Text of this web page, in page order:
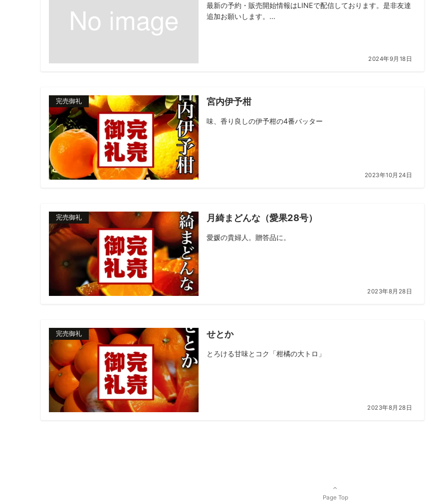
最新の予約・販売開始情報はLINEで配信しております。是非友達
追加お願いします。...
2024年9月18日
完売御礼 宮内伊予柑
味、香り良しの伊予柑の4番バッター
2023年10月24日
完売御礼 月綺まどんな（愛果28号）
愛媛の貴婦人。贈答品に。
2023年8月28日
完売御礼 せとか
とろける甘味とコク「柑橘の大トロ」
2023年8月28日
Page Top